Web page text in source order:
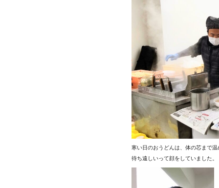
寒い日のおうどんは、体の芯まで
待ち遠しいって顔をしていました。